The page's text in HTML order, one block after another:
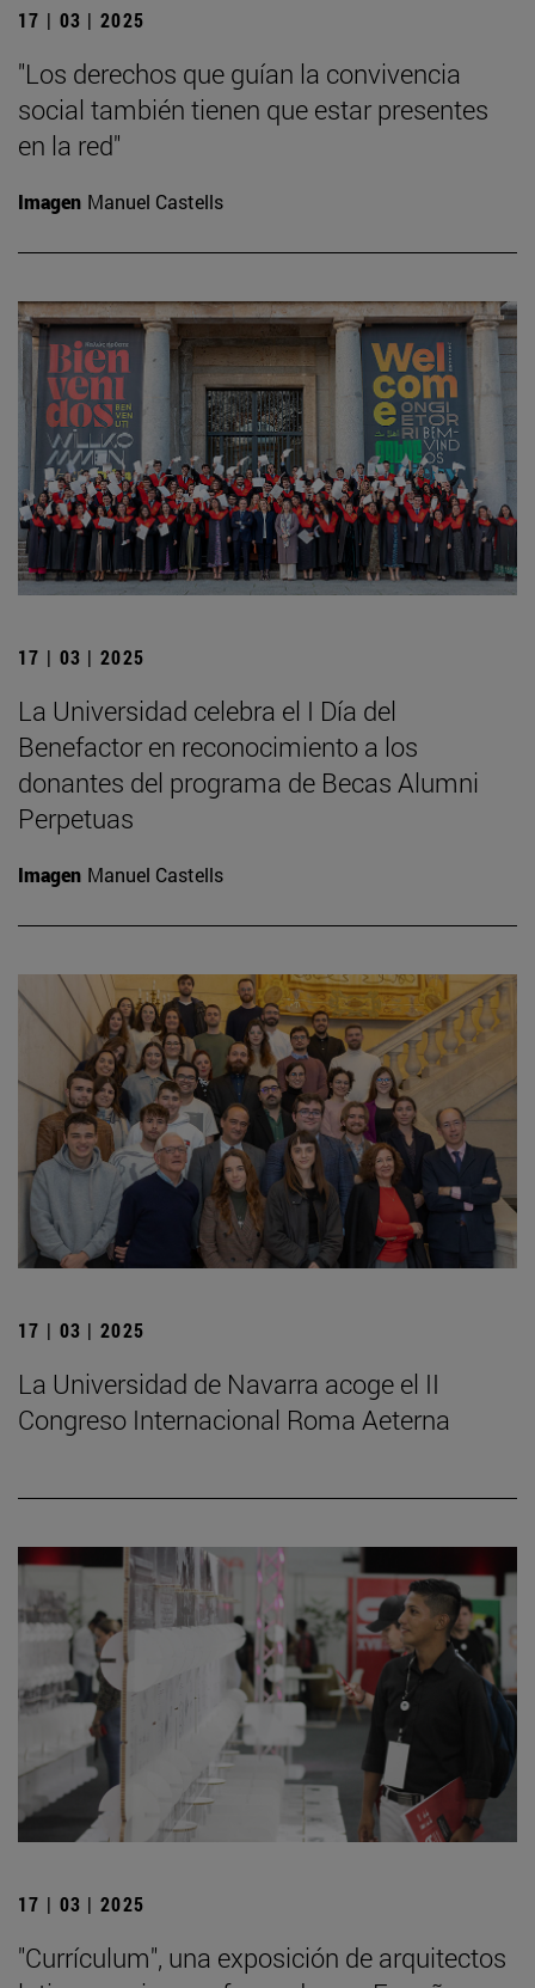
17 | 03 | 2025
"Los derechos que guían la convivencia
social también tienen que estar presentes
en la red"
Imagen Manuel Castells
17 | 03 | 2025
La Universidad celebra el I Día del
Benefactor en reconocimiento a los
donantes del programa de Becas Alumni
Perpetuas
Imagen Manuel Castells
17 | 03 | 2025
La Universidad de Navarra acoge el II
Congreso Internacional Roma Aeterna
17 | 03 | 2025
"Currículum", una exposición de arquitectos